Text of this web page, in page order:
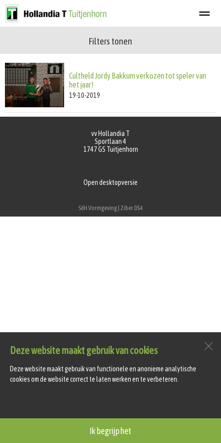
Afgelastingen
Home Zoeken Nieuws Agenda
Deze website maakt gebruik van cookies
Deze website maakt gebruik van functionele en anonieme analytische
cookies om de website correct te laten werken en te verbeteren.
Ik begrijp het
Filters tonen
Cultheld Jordy Bakkum verkozen tot speler van
het jaar!
19-10-2019
vv Hollandia T
Sportlaan 4
1747 GS Tuitjenhorn
Open desktopversie
SdH Vormgeving | Ziber DS4